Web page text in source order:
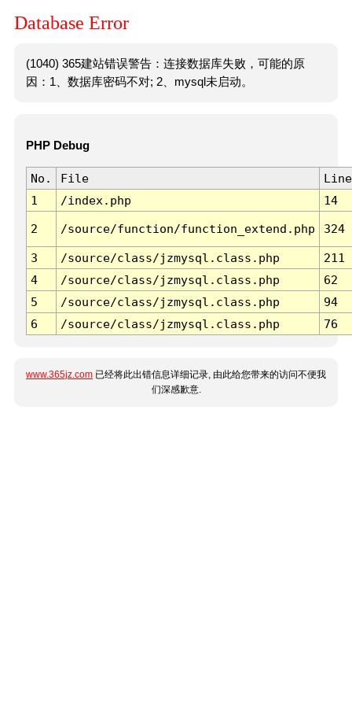
Database Error
(1040) 365建站错误警告：连接数据库失败，可能的原
因：1、数据库密码不对; 2、mysql未启动。
PHP Debug
No. File
Line
1
/index.php 14
2 /source/function/function_extend.php 324
3 /source/class/jzmysql.class.php
211
4
/source/class/jzmysql.class.php
62
5
/source/class/jzmysql.class.php
94
6
/source/class/jzmysql.class.php 76
www.365jz.com 已经将此出错信息详细记录, 由此给您带来的访问不便我
们深感歉意.